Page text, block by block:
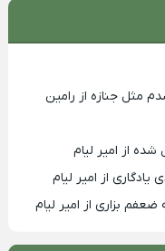
مثل جنازه از رامین
از امیر لیام
از امیر لیام
بزاری از امیر لیام